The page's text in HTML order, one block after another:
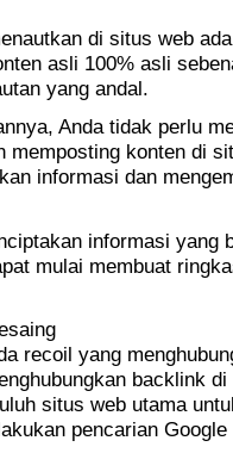
di situs web
asli 100% asli
yang andal.
Anda tidak perlu
memposting konten di
informasi dan
informasi yang
mulai membuat
recoil yang
backlink
situs web utama
pencarian